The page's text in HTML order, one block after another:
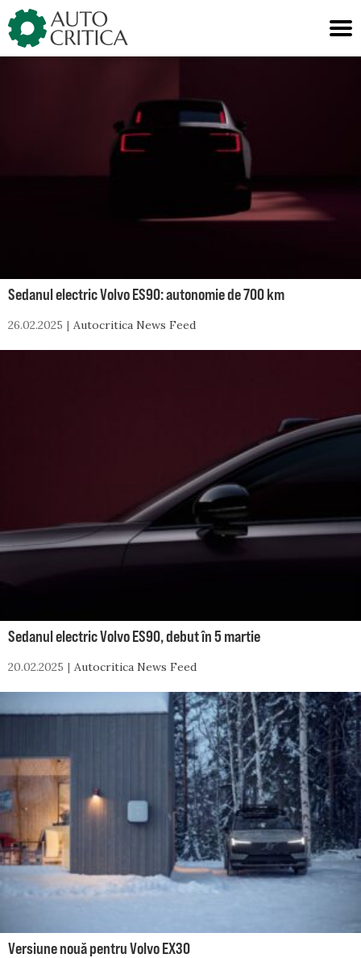
Skip
to
content
Sedanul electric Volvo ES90: autonomie de 700 km
26.02.2025 Autocritica News Feed
Sedanul electric Volvo ES90, debut în 5 martie
20.02.2025 Autocritica News Feed
Versiune nouă pentru Volvo EX30